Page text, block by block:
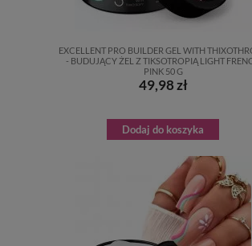
EXCELLENT PRO BUILDER GEL WITH
- BUDUJĄCY ŻEL Z TIKSOTROPIĄ LIGHT
PINK 50 G
49,98 zł
Dodaj do koszyka